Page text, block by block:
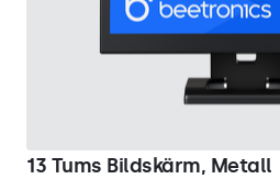
13 Tums Bildskärm, Metall